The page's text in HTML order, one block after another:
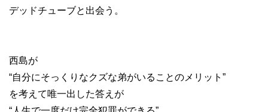
デッドチューブと出会う。
西島が
“自分にそっくりなクズな弟がいることのメリット”
を考えて唯一出した答えが